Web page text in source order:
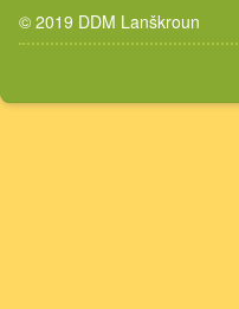
© 2019 DDM Lanškroun